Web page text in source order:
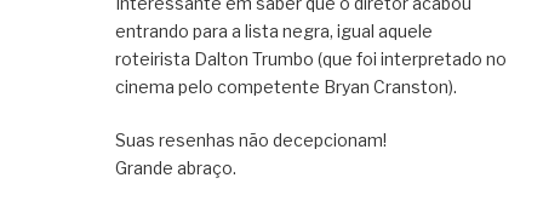
entrando para a lista negra, igual aquele
roteirista Dalton Trumbo (que foi interpretado no
cinema pelo competente Bryan Cranston).
Suas resenhas não decepcionam!
Grande abraço.